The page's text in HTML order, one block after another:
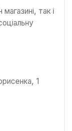
так і
1